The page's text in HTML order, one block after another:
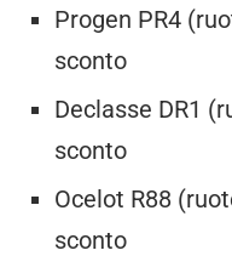
Progen PR4
sconto
Declasse DR1
sconto
Ocelot R88
sconto